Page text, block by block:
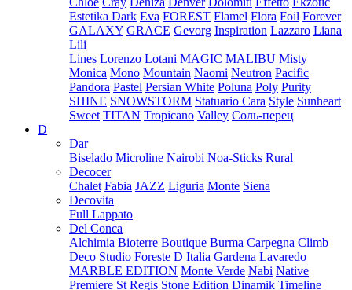
Estetika Dark Eva FOREST Flamel Flora Foil Forever
GALAXY GRACE Gevorg Inspiration Lazzaro Liana
Lili
Lines Lorenzo Lotani MAGIC MALIBU Misty
Monica Mono Mountain Naomi Neutron Pacific
Pandora Pastel Persian White Poluna Poly Purity
SHINE SNOWSTORM Statuario Cara Style Sunheart
Sweet TITAN Tropicano Valley Соль-перец
D
Dar
Biselado Microline Nairobi Noa-Sticks Rural
Decocer
Chalet Fabia JAZZ Liguria Monte Siena
Decovita
Full Lappato
Del Conca
Alchimia Bioterre Boutique Burma Carpegna Climb
Deco Studio Foreste D Italia Gardena Lavaredo
MARBLE EDITION Monte Verde Nabi Native
Premiere St Regis Stone Edition Dinamik Timeline